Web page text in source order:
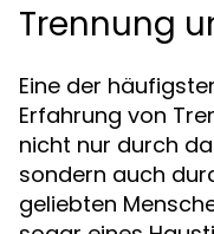
Trennung
Eine der
Erfahrung von
nicht nur durch
sondern auch
geliebten